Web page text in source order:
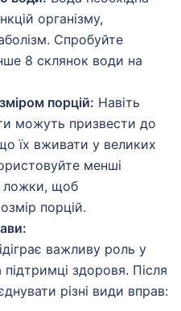
організму,
Спробуйте
8 склянок води на
порцій: Навіть
можуть призвести до
їх вживати у великих
менші
ложки, щоб
порцій.
важливу роль у
здоровя. Після
різні види вправ: